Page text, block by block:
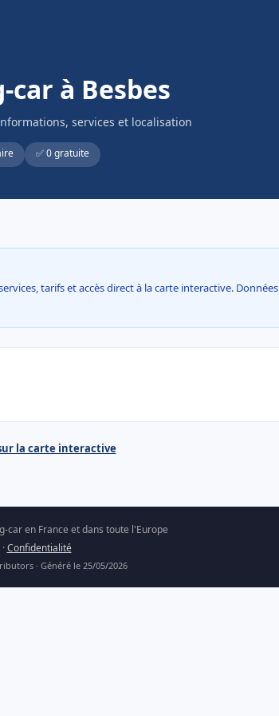
à Besbes
services et localisation
✅ 0 gratuite
tarifs et accès direct à la carte interactive. Données
la carte interactive
car en France et dans toute l'Europe
·Confidentialité
· Généré le 25/05/2026